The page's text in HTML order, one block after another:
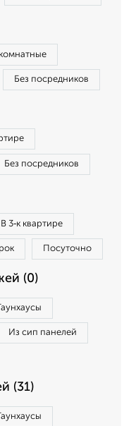
Без посредников
Без посредников
В 3‑к квартире
Посуточно
(0)
Из сип панелей
(31)